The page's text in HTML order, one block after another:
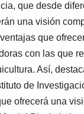
que desde
una visión
que
con las que
Así,
de
ofrecerá una